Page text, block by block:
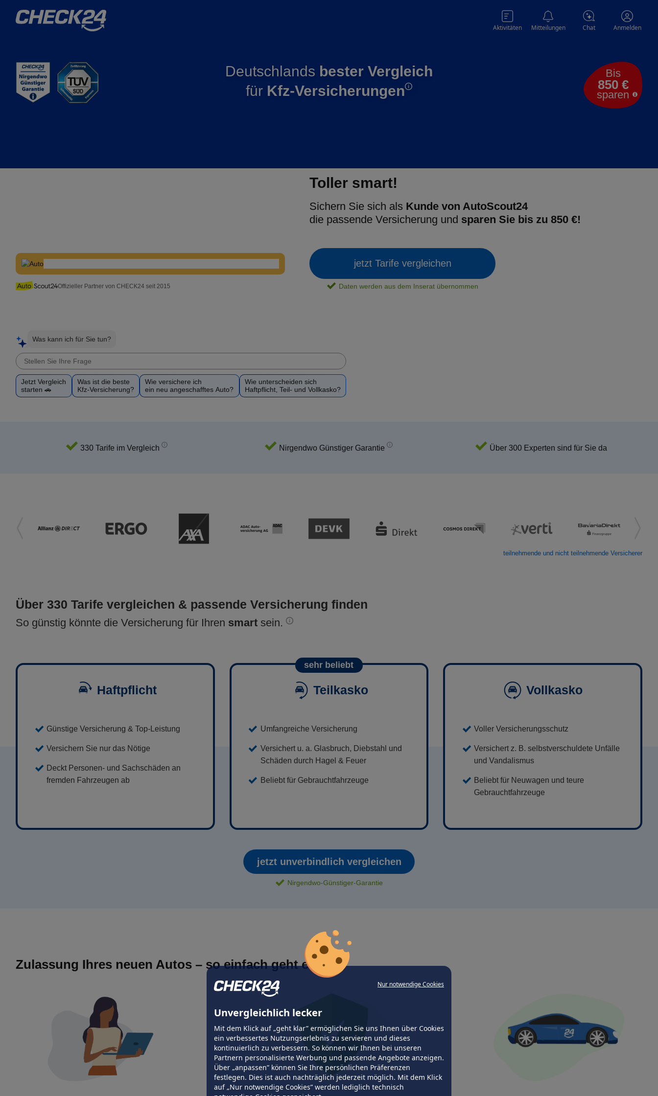
Nur notwendige Cookies
Unvergleichlich lecker
Mit dem Klick auf „geht klar” ermöglichen Sie uns Ihnen über Cookies
ein verbessertes Nutzungserlebnis zu servieren und dieses
kontinuierlich zu verbessern. So können wir Ihnen bei unseren
Partnern personalisierte Werbung und passende Angebote anzeigen.
Über „anpassen” können Sie Ihre persönlichen Präferenzen
festlegen. Dies ist auch nachträglich jederzeit möglich. Mit dem Klick
auf „Nur notwendige Cookies” werden lediglich technisch
Aktivitäten Mitteilungen Chat Anmelden
Deutschlands bester Vergleich
für Kfz-Versicherungen
Bis
850 €
sparen
Offizieller Partner von CHECK24 seit 2015
Toller smart!
Sichern Sie sich als Kunde von AutoScout24
die passende Versicherung und sparen Sie bis zu 850 €!
jetzt Tarife vergleichen
Daten werden aus dem Inserat übernommen
Was kann ich für Sie tun?
Jetzt Vergleich
starten 🚗
Was ist die beste
Kfz-Versicherung?
Wie versichere ich
ein neu angeschafftes Auto?
Wie unterscheiden sich
Haftpflicht, Teil- und Vollkasko?
330 Tarife im Vergleich Nirgendwo Günstiger Garantie Über 300 Experten sind für Sie da
teilnehmende und nicht teilnehmende Versicherer
Über 330 Tarife vergleichen & passende Versicherung finden
So günstig könnte die Versicherung für Ihren smart sein.
Haftpflicht
Günstige Versicherung & Top-Leistung
Versichern Sie nur das Nötige
Deckt Personen- und Sachschäden an
fremden Fahrzeugen ab
sehr beliebt
Teilkasko
Umfangreiche Versicherung
Versichert u. a. Glasbruch, Diebstahl und
Schäden durch Hagel & Feuer
Beliebt für Gebrauchtfahrzeuge
Vollkasko
Voller Versicherungsschutz
Versichert z. B. selbstverschuldete Unfälle
und Vandalismus
Beliebt für Neuwagen und teure
Gebrauchtfahrzeuge
jetzt unverbindlich vergleichen
Nirgendwo-Günstiger-Garantie
Zulassung Ihres neuen Autos – so einfach geht es